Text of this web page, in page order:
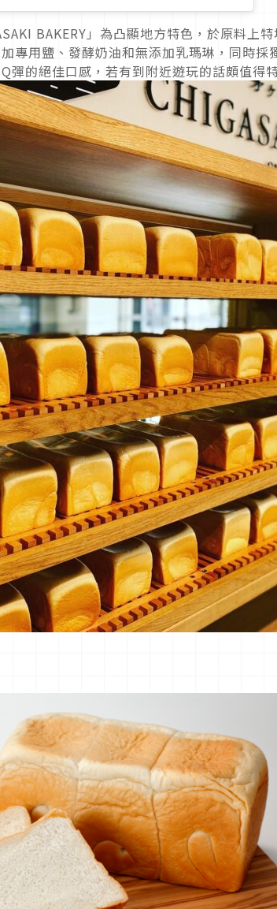
BAKERY」為凸顯地方特色，於原料上
專用鹽、發酵奶油和無添加乳瑪琳，同時採
彈的絕佳口感，若有到附近遊玩的話頗值得